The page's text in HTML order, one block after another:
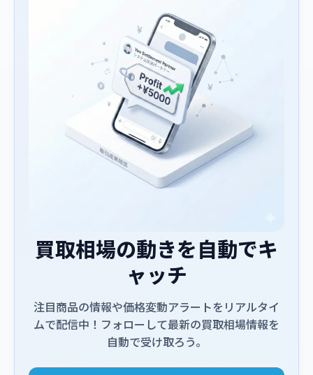
買取相場の動きを自動でキ
ャッチ
注目商品の情報や価格変動アラートをリアルタイ
ムで配信中！フォローして最新の買取相場情報を
自動で受け取ろう。